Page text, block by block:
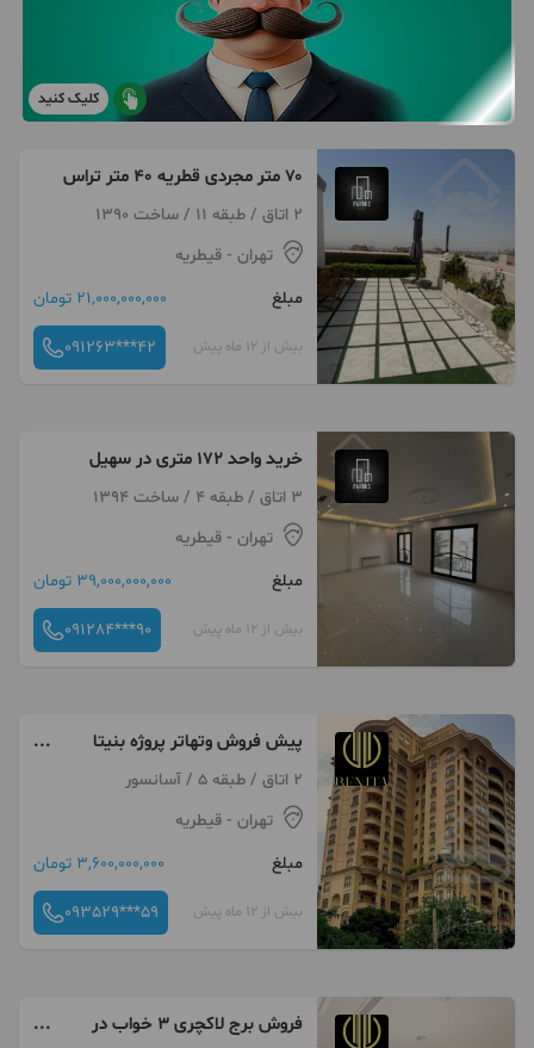
کلیک کنید
۷۰ متر مجردی قطریه ۴۰ متر تراس
2 اتاق / طبقه 11 / ساخت 1390
تهران - قیطریه
مبلغ
21,000,000,000 تومان
بیش از 12 ماه پیش 091263***42
خرید واحد ۱۷۲ متری در سهیل
3 اتاق / طبقه 4 / ساخت 1394
تهران - قیطریه
مبلغ
39,000,000,000 تومان
بیش از 12 ماه پیش 091284***90
پیش فروش وتهاتر پروژه بنیتا
درمنطقه ۲۲
2 اتاق / طبقه 5 / آسانسور
تهران - قیطریه
مبلغ
3,600,000,000 تومان
بیش از 12 ماه پیش 093529***59
فروش برج لاکچری ۳ خواب در